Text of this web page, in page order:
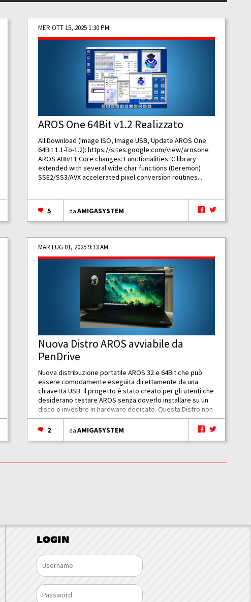
MER OTT 15, 2025 1:30 PM
AROS One 64Bit v1.2 Realizzato
All Download (Image ISO, Image USB, Update AROS One
64Bit 1.1-To-1.2): https://sites.google.com/view/arosone
AROS ABIv11 Core changes: Functionalities: C library
extended with several wide char functions (Deremon)
SSE2/SS3/AVX accelerated pixel conversion routines...
5 daAMIGASYSTEM
MAR LUG 01, 2025 9:13 AM
Nuova Distro AROS avviabile da
PenDrive
Nuova distribuzione portatile AROS 32 e 64Bit che può
essere comodamente eseguita direttamente da una
chiavetta USB. Il progetto è stato creato per gli utenti che
desiderano testare AROS senza doverlo installare su un
disco o investire in hardware dedicato. Questa Distro non
è un prodotto...
2
daAMIGASYSTEM
LOGIN